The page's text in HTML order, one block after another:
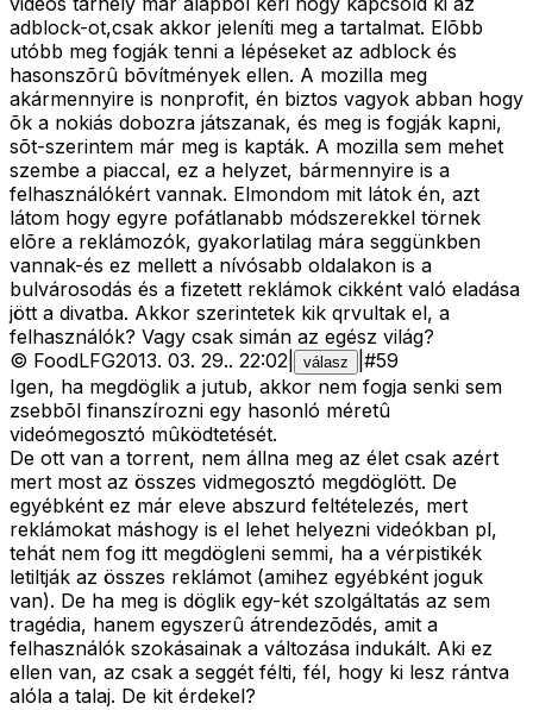
adblock-ot,csak akkor jeleníti meg a tartalmat. Elõbb
utóbb meg fogják tenni a lépéseket az adblock és
hasonszõrû bõvítmények ellen. A mozilla meg
akármennyire is nonprofit, én biztos vagyok abban hogy
õk a nokiás dobozra játszanak, és meg is fogják kapni,
sõt-szerintem már meg is kapták. A mozilla sem mehet
szembe a piaccal, ez a helyzet, bármennyire is a
felhasználókért vannak. Elmondom mit látok én, azt
látom hogy egyre pofátlanabb módszerekkel törnek
elõre a reklámozók, gyakorlatilag mára seggünkben
vannak-és ez mellett a nívósabb oldalakon is a
bulvárosodás és a fizetett reklámok cikként való eladása
jött a divatba. Akkor szerintetek kik qrvultak el, a
felhasználók? Vagy csak simán az egész világ?
© FoodLFG2013. 03. 29.. 22:02 válasz #59
Igen, ha megdöglik a jutub, akkor nem fogja senki sem
zsebbõl finanszírozni egy hasonló méretû
videómegosztó mûködtetését.
De ott van a torrent, nem állna meg az élet csak azért
mert most az összes vidmegosztó megdöglött. De
egyébként ez már eleve abszurd feltételezés, mert
reklámokat máshogy is el lehet helyezni videókban pl,
tehát nem fog itt megdögleni semmi, ha a vérpistikék
letiltják az összes reklámot (amihez egyébként joguk
van). De ha meg is döglik egy-két szolgáltatás az sem
tragédia, hanem egyszerû átrendezõdés, amit a
felhasználók szokásainak a változása indukált. Aki ez
ellen van, az csak a seggét félti, fél, hogy ki lesz rántva
alóla a talaj. De kit érdekel?